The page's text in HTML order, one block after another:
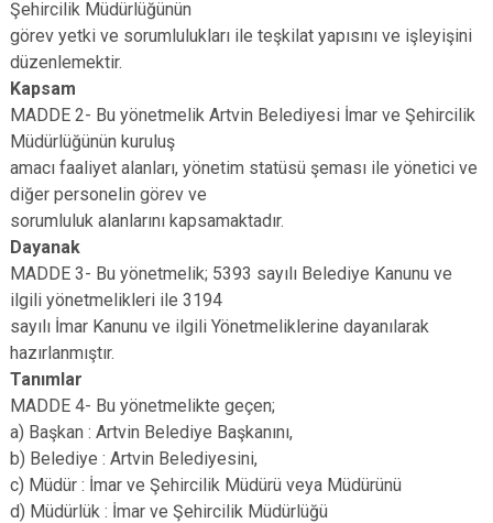
Şehircilik Müdürlüğünün
görev yetki ve sorumlulukları ile teşkilat yapısını ve işleyişini
düzenlemektir.
Kapsam
MADDE 2- Bu yönetmelik Artvin Belediyesi İmar ve Şehircilik
Müdürlüğünün kuruluş
amacı faaliyet alanları, yönetim statüsü şeması ile yönetici ve
diğer personelin görev ve
sorumluluk alanlarını kapsamaktadır.
Dayanak
MADDE 3- Bu yönetmelik; 5393 sayılı Belediye Kanunu ve
ilgili yönetmelikleri ile 3194
sayılı İmar Kanunu ve ilgili Yönetmeliklerine dayanılarak
hazırlanmıştır.
Tanımlar
MADDE 4- Bu yönetmelikte geçen;
a) Başkan : Artvin Belediye Başkanını,
b) Belediye : Artvin Belediyesini,
c) Müdür : İmar ve Şehircilik Müdürü veya Müdürünü
d) Müdürlük : İmar ve Şehircilik Müdürlüğü